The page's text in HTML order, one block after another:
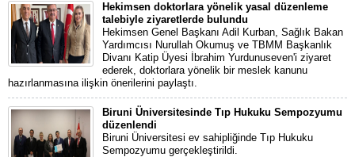
Hekimsen doktorlara yönelik yasal düzenleme
talebiyle ziyaretlerde bulundu
Hekimsen Genel Başkanı Adil Kurban, Sağlık Bakan
Yardımcısı Nurullah Okumuş ve TBMM Başkanlık
Divanı Katip Üyesi İbrahim Yurdunuseven'i ziyaret
ederek, doktorlara yönelik bir meslek kanunu
hazırlanmasına ilişkin önerilerini paylaştı.
Biruni Üniversitesinde Tıp Hukuku Sempozyumu
düzenlendi
Biruni Üniversitesi ev sahipliğinde Tıp Hukuku
Sempozyumu gerçekleştirildi.